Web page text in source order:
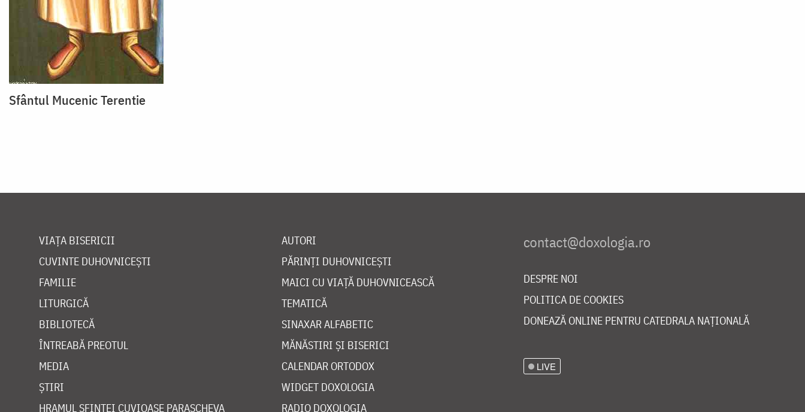
Sfântul Mucenic Terentie
VIAȚA BISERICII
CUVINTE DUHOVNICEȘTI
FAMILIE
LITURGICĂ
BIBLIOTECĂ
ÎNTREABĂ PREOTUL
MEDIA
ȘTIRI
HRAMUL SFINTEI CUVIOASE PARASCHEVA
AUTORI
PĂRINȚI DUHOVNICEȘTI
MAICI CU VIAȚĂ DUHOVNICEASCĂ
TEMATICĂ
SINAXAR ALFABETIC
MĂNĂSTIRI ȘI BISERICI
CALENDAR ORTODOX
WIDGET DOXOLOGIA
RADIO DOXOLOGIA
DESPRE NOI
POLITICA DE COOKIES
DONEAZĂ ONLINE PENTRU CATEDRALA NAȚIONALĂ
LIVE